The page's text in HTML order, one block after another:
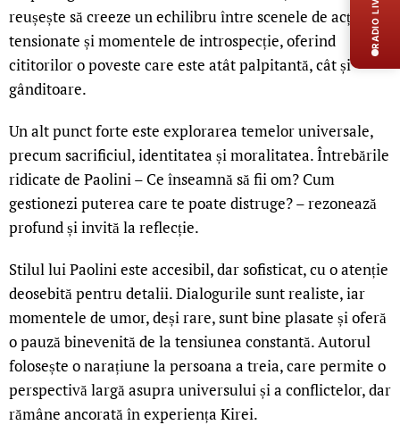
reușește să creeze un echilibru între scenele de acțiune
tensionate și momentele de introspecție, oferind
cititorilor o poveste care este atât palpitantă, cât și
gânditoare.
Un alt punct forte este explorarea temelor universale,
precum sacrificiul, identitatea și moralitatea. Întrebările
ridicate de Paolini – Ce înseamnă să fii om? Cum
gestionezi puterea care te poate distruge? – rezonează
profund și invită la reflecție.
Stilul lui Paolini este accesibil, dar sofisticat, cu o atenție
deosebită pentru detalii. Dialogurile sunt realiste, iar
momentele de umor, deși rare, sunt bine plasate și oferă
o pauză binevenită de la tensiunea constantă. Autorul
folosește o narațiune la persoana a treia, care permite o
perspectivă largă asupra universului și a conflictelor, dar
rămâne ancorată în experiența Kirei.
RADIO LIVE